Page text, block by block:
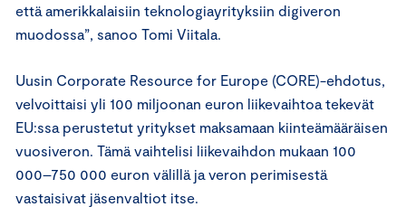
että amerikkalaisiin teknologiayrityksiin digiveron
muodossa”, sanoo Tomi Viitala.
Uusin Corporate Resource for Europe (CORE)-ehdotus,
velvoittaisi yli 100 miljoonan euron liikevaihtoa tekevät
EU:ssa perustetut yritykset maksamaan kiinteämääräisen
vuosiveron. Tämä vaihtelisi liikevaihdon mukaan 100
000–750 000 euron välillä ja veron perimisestä
vastaisivat jäsenvaltiot itse.